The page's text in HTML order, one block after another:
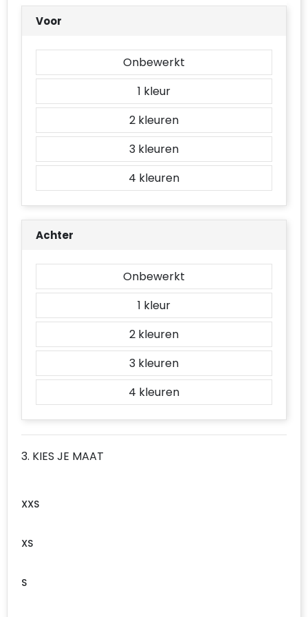
Aktetassen
Waterbestendige tassen
Opvouwbare tassen
Goodiebags
Voor
Onbewerkt
1
2
3
4
Achter
Onbewerkt
1
2
3
4
3. KIES JE MAAT
XXS
XS
S